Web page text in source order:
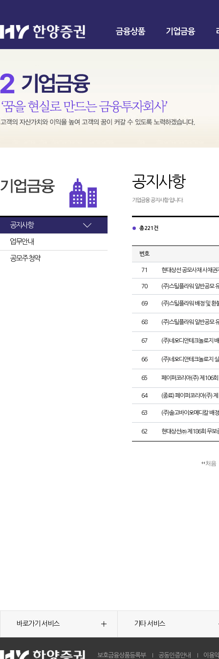
금융상품 기업금융
공지사항
업무안내
공모주 청약
공지사항
기업금융 공지사항 입니다.
총 221건
번호
71 현대상선 공모사채 사채권
70 (주)스틸플라워 일반공모
69 (주)스틸플라워 배정 및 환
68 (주)스틸플라워 일반공모
67 (주)네오디안테크놀로지
66 (주)네오디안테크놀로지
65 페이퍼코리아(주) 제106
64 (종료) 페이퍼코리아(주)
63 (주)솔고바이오메디칼 배
62 현대상선㈜ 제186회 무보
처음
바로가기 서비스 기타 서비스
보호금융상품등록부 공동인증안내 이용